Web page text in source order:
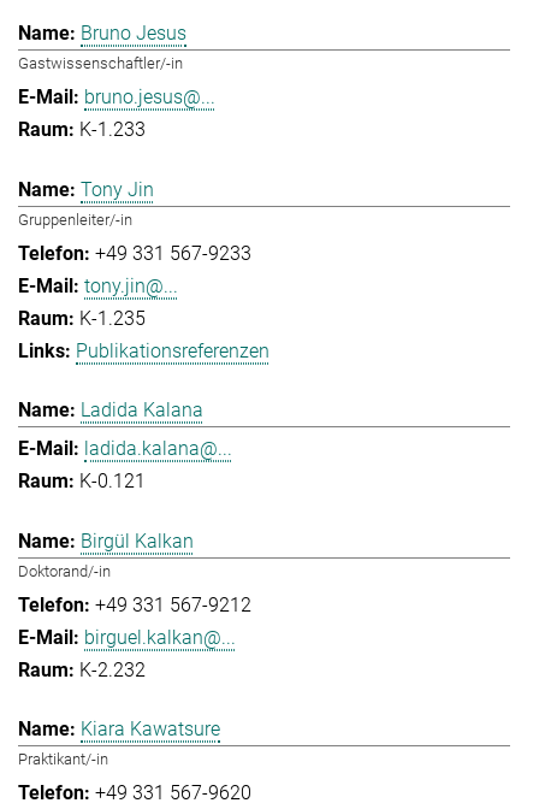
Bruno Jesus
Gastwissenschaftler/-in
bruno.jesus@...
K-1.233
Tony Jin
Gruppenleiter/-in
+49 331 567-9233
tony.jin@...
K-1.235
Publikationsreferenzen
Ladida Kalana
ladida.kalana@...
K-0.121
Birgül Kalkan
Doktorand/-in
+49 331 567-9212
birguel.kalkan@...
K-2.232
Kiara Kawatsure
Praktikant/-in
+49 331 567-9620